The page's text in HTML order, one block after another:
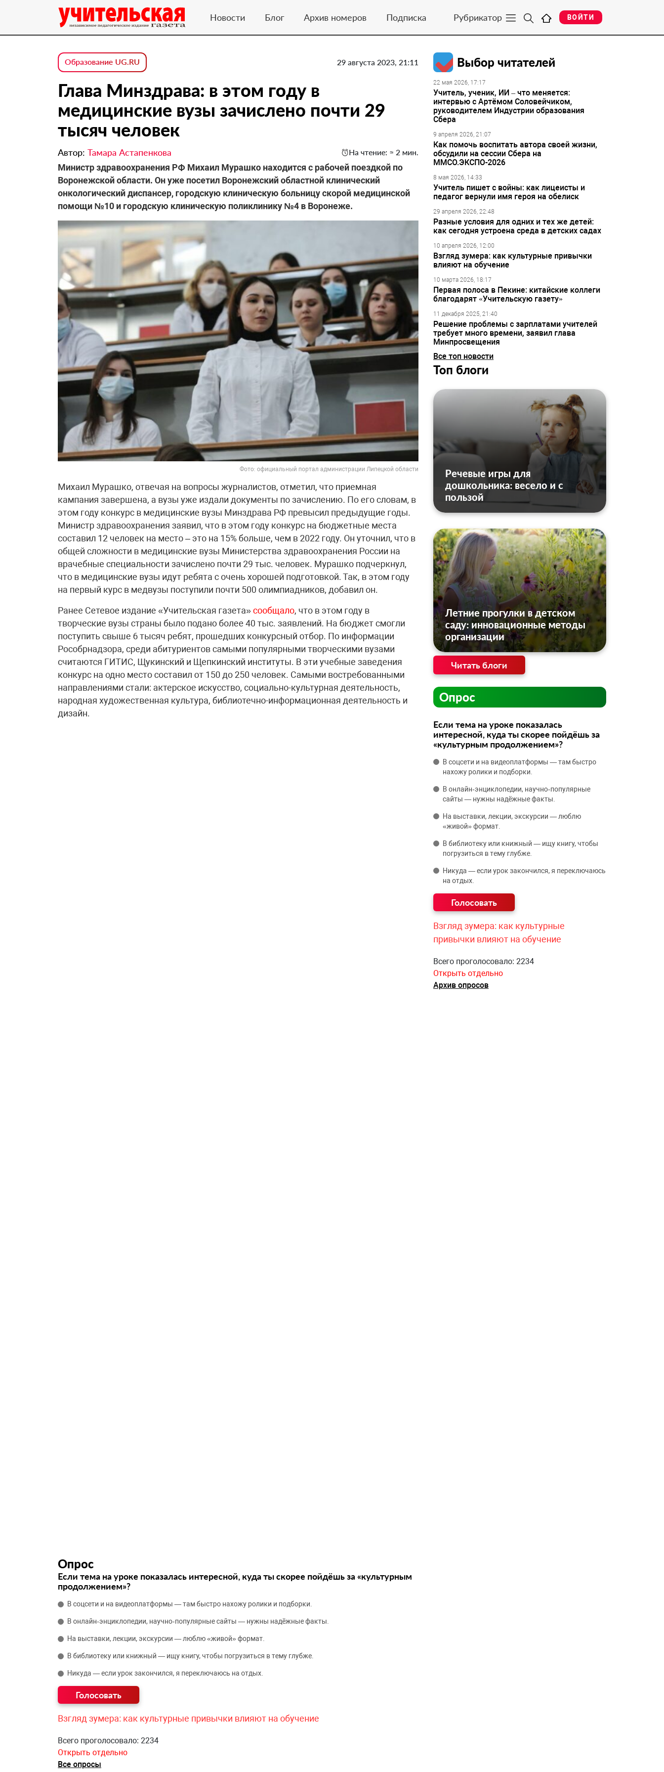
Новости Блог Архив номеров Подписка Рубрикатор ВОЙТИ
Образование UG.RU 29 августа 2023, 21:11
Глава Минздрава: в этом году в
медицинские вузы зачислено почти 29
тысяч человек
Автор: Тамара Астапенкова На чтение: ≈ 2 мин.
Министр здравоохранения РФ Михаил Мурашко находится с рабочей поездкой по
Воронежской области. Он уже посетил Воронежский областной клинический
онкологический диспансер, городскую клиническую больницу скорой медицинской
помощи №10 и городскую клиническую поликлинику №4 в Воронеже.
Фото: официальный портал администрации Липецкой области
Михаил Мурашко, отвечая на вопросы журналистов, отметил, что приемная
кампания завершена, а вузы уже издали документы по зачислению. По его словам, в
этом году конкурс в медицинские вузы Минздрава РФ превысил предыдущие годы.
Министр здравоохранения заявил, что в этом году конкурс на бюджетные места
составил 12 человек на место – это на 15% больше, чем в 2022 году. Он уточнил, что в
общей сложности в медицинские вузы Министерства здравоохранения России на
врачебные специальности зачислено почти 29 тыс. человек. Мурашко подчеркнул,
что в медицинские вузы идут ребята с очень хорошей подготовкой. Так, в этом году
на первый курс в медвузы поступили почти 500 олимпиадников, добавил он.
Ранее Сетевое издание «Учительская газета»сообщало, что в этом году в
творческие вузы страны было подано более 40 тыс. заявлений. На бюджет смогли
поступить свыше 6 тысяч ребят, прошедших конкурсный отбор. По информации
Рособрнадзора, среди абитуриентов самыми популярными творческими вузами
считаются ГИТИС, Щукинский и Щепкинский институты. В эти учебные заведения
конкурс на одно место составил от 150 до 250 человек. Самыми востребованными
направлениями стали: актерское искусство, социально-культурная деятельность,
народная художественная культура, библиотечно-информационная деятельность и
дизайн.
Опрос
Если тема на уроке показалась интересной, куда ты скорее пойдёшь за «культурным
продолжением»?
В соцсети и на видеоплатформы — там быстро нахожу ролики и подборки.
В онлайн‑энциклопедии, научно‑популярные сайты — нужны надёжные факты.
На выставки, лекции, экскурсии — люблю «живой» формат.
В библиотеку или книжный — ищу книгу, чтобы погрузиться в тему глубже.
Никуда — если урок закончился, я переключаюсь на отдых.
Взгляд зумера: как культурные привычки влияют на обучение
Всего проголосовало: 2234
Открыть отдельно
Все опросы
Выбор читателей
22 мая 2026, 17:17
Учитель, ученик, ИИ – что меняется:
интервью с Артёмом Соловейчиком,
руководителем Индустрии образования
Сбера
9 апреля 2026, 21:07
Как помочь воспитать автора своей жизни,
обсудили на сессии Сбера на
ММСО.ЭКСПО-2026
8 мая 2026, 14:33
Учитель пишет с войны: как лицеисты и
педагог вернули имя героя на обелиск
29 апреля 2026, 22:48
Разные условия для одних и тех же детей:
как сегодня устроена среда в детских садах
10 апреля 2026, 12:00
Взгляд зумера: как культурные привычки
влияют на обучение
10 марта 2026, 18:17
Первая полоса в Пекине: китайские коллеги
благодарят «Учительскую газету»
11 декабря 2025, 21:40
Решение проблемы с зарплатами учителей
требует много времени, заявил глава
Минпросвещения
Все топ новости
Топ блоги
Речевые игры для
дошкольника: весело и с
пользой
Летние прогулки в детском
саду: инновационные методы
организации
Читать блоги
Опрос
Если тема на уроке показалась
интересной, куда ты скорее пойдёшь за
«культурным продолжением»?
В соцсети и на видеоплатформы — там быстро
нахожу ролики и подборки.
В онлайн‑энциклопедии, научно‑популярные
сайты — нужны надёжные факты.
На выставки, лекции, экскурсии — люблю
«живой» формат.
В библиотеку или книжный — ищу книгу, чтобы
погрузиться в тему глубже.
Никуда — если урок закончился, я переключаюсь
на отдых.
Взгляд зумера: как культурные
привычки влияют на обучение
Всего проголосовало: 2234
Открыть отдельно
Архив опросов